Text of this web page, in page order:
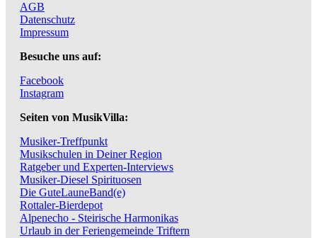
AGB
Datenschutz
Impressum
Besuche uns auf:
Facebook
Instagram
Seiten von MusikVilla:
Musiker-Treffpunkt
Musikschulen in Deiner Region
Ratgeber und Experten-Interviews
Musiker-Diesel Spirituosen
Die GuteLauneBand(e)
Rottaler-Bierdepot
Alpenecho - Steirische Harmonikas
Urlaub in der Feriengemeinde Triftern